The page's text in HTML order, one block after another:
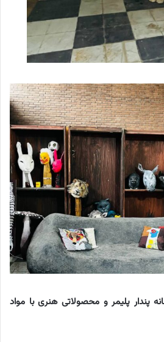
پندار پلیمر و محصولاتی هنری با مواد